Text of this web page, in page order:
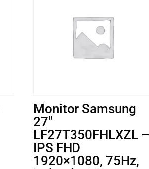
Monitor Samsung
27″
LF27T350FHLXZL –
IPS FHD
1920×1080, 75Hz,